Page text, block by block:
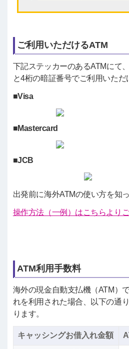
ご利用いただけるATM
下記ステッカーのあるATMにて
と4桁の暗証番号でご利用いただ
■Visa
■Mastercard
■JCB
出発前に海外ATMの使い方を知
操作方法（一例）はこちらより
ATM利用手数料
海外の現金自動支払機（ATM）
れを利用された場合、以下の通
ります。
キャッシングお借入れ金額